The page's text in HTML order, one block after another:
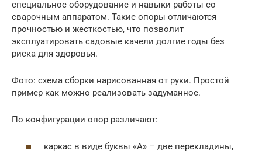
специальное оборудование и навыки работы со
сварочным аппаратом. Такие опоры отличаются
прочностью и жесткостью, что позволит
эксплуатировать садовые качели долгие годы без
риска для здоровья.
Фото: схема сборки нарисованная от руки. Простой
пример как можно реализовать задуманное.
По конфигурации опор различают:
каркас в виде буквы «А» – две перекладины,